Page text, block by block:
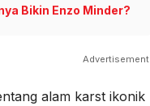
Bikin Enzo Minder?
Advertisement
alam karst ikonik